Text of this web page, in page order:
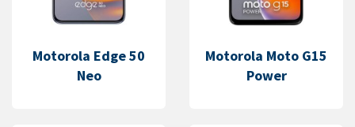
Motorola Edge 50
Neo
Motorola Moto G15
Power